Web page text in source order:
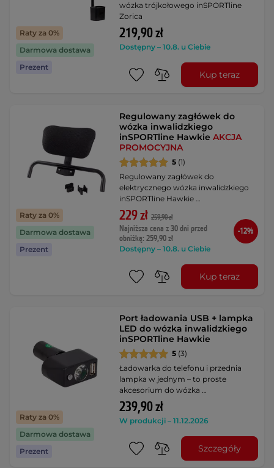
Raty za 0%
Darmowa dostawa
Prezent
wózka trójkołowego inSPORTline
Zorica
219,90 zł
Dostępny – 10.8. u Ciebie
Kup teraz
Raty za 0%
Darmowa dostawa
Prezent
Regulowany zagłówek do
wózka inwalidzkiego
inSPORTline HawkieAKCJA
PROMOCYJNA
5 (1)
Regulowany zagłówek do
elektrycznego wózka inwalidzkiego
inSPORTline Hawkie …
229 zł 259,90 zł
Najniższa cena z 30 dni przed
obniżką: 259,90 zł
Dostępny – 10.8. u Ciebie
-12%
Kup teraz
Raty za 0%
Darmowa dostawa
Prezent
Port ładowania USB + lampka
LED do wózka inwalidzkiego
inSPORTline Hawkie
5 (3)
Ładowarka do telefonu i przednia
lampka w jednym – to proste
akcesorium do wózka …
239,90 zł
W produkcji – 11.12.2026
Szczegóły